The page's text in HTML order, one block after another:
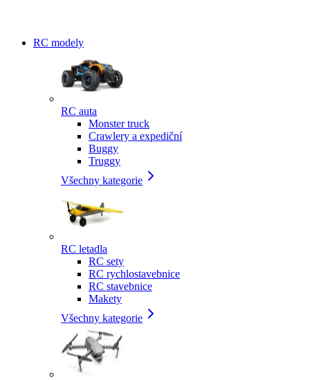
RC modely
RC auta
Monster truck
Crawlery a expediční
Buggy
Truggy
Všechny kategorie
RC letadla
RC sety
RC rychlostavebnice
RC stavebnice
Makety
Všechny kategorie